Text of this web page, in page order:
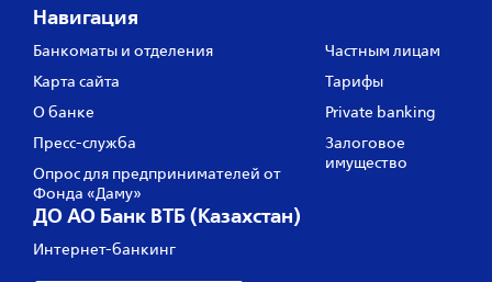
Навигация
Банкоматы и отделения
Карта сайта
О банке
Пресс‑служба
Опрос для предпринимателей от
Фонда «Даму»
Частным лицам
Тарифы
Private banking
Залоговое
имущество
ДО АО Банк ВТБ (Казахстан)
Интернет-банкинг